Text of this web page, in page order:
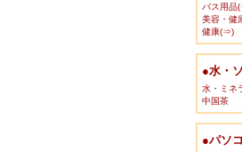
バス用品
美容・健
健康(⇒)
●水・
水・ミネ
中国茶
●パソ